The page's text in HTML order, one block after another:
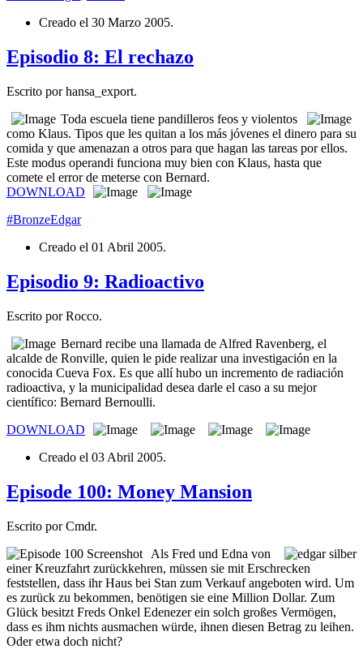
Creado el 30 Marzo 2005.
Episodio 8: El rechazo
Escrito por hansa_export.
Toda escuela tiene pandilleros feos y violentos
como Klaus. Tipos que les quitan a los más jóvenes el dinero para su
comida y que amenazan a otros para que hagan las tareas por ellos.
Este modus operandi funciona muy bien con Klaus, hasta que
comete el error de meterse con Bernard.
DOWNLOAD
#BronzeEdgar
Creado el 01 Abril 2005.
Episodio 9: Radioactivo
Escrito por Rocco.
Bernard recibe una llamada de Alfred Ravenberg, el
alcalde de Ronville, quien le pide realizar una investigación en la
conocida Cueva Fox. Es que allí hubo un incremento de radiación
radioactiva, y la municipalidad desea darle el caso a su mejor
científico: Bernard Bernoulli.
DOWNLOAD
Creado el 03 Abril 2005.
Episode 100: Money Mansion
Escrito por Cmdr.
Als Fred und Edna von
einer Kreuzfahrt zurückkehren, müssen sie mit Erschrecken
feststellen, dass ihr Haus bei Stan zum Verkauf angeboten wird. Um
es zurück zu bekommen, benötigen sie eine Million Dollar. Zum
Glück besitzt Freds Onkel Edenezer ein solch großes Vermögen,
dass es ihm nichts ausmachen würde, ihnen diesen Betrag zu leihen.
Oder etwa doch nicht?